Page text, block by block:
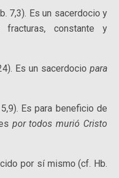
7,3). Es un sacerdocio y
fracturas, constante y
Es un sacerdociopara
para beneficio de
por todos murió Cristo
sí mismo (cf. Hb.